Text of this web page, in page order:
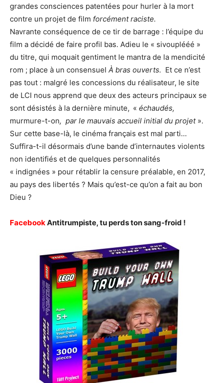
grandes consciences patentées pour hurler à la mort
contre un projet de film forcément raciste.
Navrante conséquence de ce tir de barrage : l’équipe du
film a décidé de faire profil bas. Adieu le « sivouplééé »
du titre, qui moquait gentiment le mantra de la mendicité
rom ; place à un consensuel À bras ouverts. Et ce n’est
pas tout : malgré les concessions du réalisateur, le site
de LCI nous apprend que deux des acteurs principaux se
sont désistés à la dernière minute, « échaudés,
murmure-t-on, par le mauvais accueil initial du projet ».
Sur cette base-là, le cinéma français est mal parti…
Suffira-t-il désormais d’une bande d’internautes violents
non identifiés et de quelques personnalités
« indignées » pour rétablir la censure préalable, en 2017,
au pays des libertés ? Mais qu’est-ce qu’on a fait au bon
Dieu ?
FacebookAntitrumpiste, tu perds ton sang-froid !